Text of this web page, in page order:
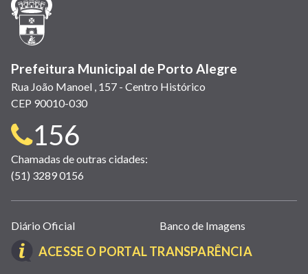
Prefeitura Municipal de Porto Alegre
Rua João Manoel , 157 - Centro Histórico
CEP 90010-030
Telefone
para
contato:
156
Chamadas de outras cidades:
(51) 3289 0156
Links
úteis
(abrem
Diário Oficial Banco de Imagens
ACESSE O PORTAL TRANSPARÊNCIA(LINK